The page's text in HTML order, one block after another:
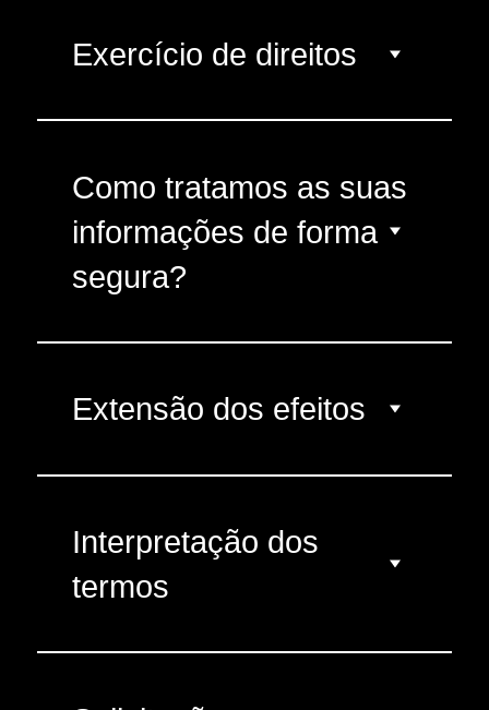
Exercício de direitos
Como tratamos as suas
informações de forma
segura?
Extensão dos efeitos
Interpretação dos
termos